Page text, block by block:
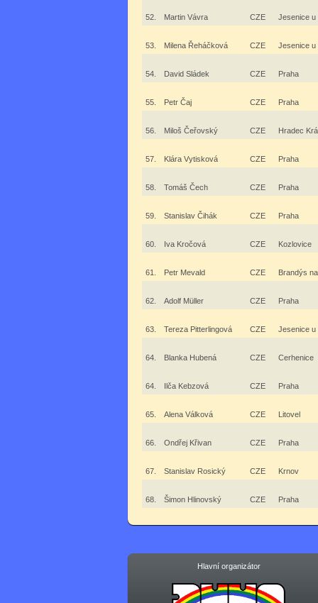
52. Martin Vávra CZE Jesenice u
53. Milena Řeháčková CZE Jesenice u
54. David Sládek CZE Praha
55. Petr Čaj CZE Praha
56. Miloš Čeřovský CZE Hradec
57. Klára Vytisková CZE Praha
58. Tomáš Čech CZE Praha
59. Stanislav Čihák CZE Praha
60. Iva Kročová CZE Kozlovice
61. Petr Mevald CZE Brandýs
62. Adolf Müller CZE Praha
63. Tereza Pitterlingová CZE Jesenice u
64. Blanka Hubená CZE Cerhenice
64. Ilča Kebzová CZE Praha
65. Alena Válková CZE Litovel
66. Ondřej Křivan CZE Praha
67. Stanislav Rosický CZE Krnov
68. Šimon Hlinovský CZE Praha
Hlavní organizátor